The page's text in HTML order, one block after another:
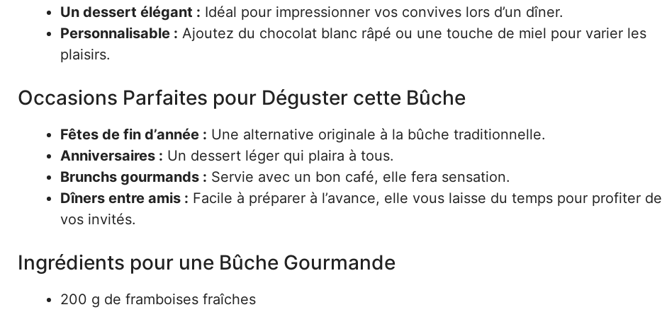
Un dessert élégant : Idéal pour impressionner vos convives lors d’un dîner.
Personnalisable : Ajoutez du chocolat blanc râpé ou une touche de miel pour varier les
plaisirs.
Occasions Parfaites pour Déguster cette Bûche
Fêtes de fin d’année : Une alternative originale à la bûche traditionnelle.
Anniversaires : Un dessert léger qui plaira à tous.
Brunchs gourmands : Servie avec un bon café, elle fera sensation.
Dîners entre amis : Facile à préparer à l’avance, elle vous laisse du temps pour profiter de
vos invités.
Ingrédients pour une Bûche Gourmande
200 g de framboises fraîches